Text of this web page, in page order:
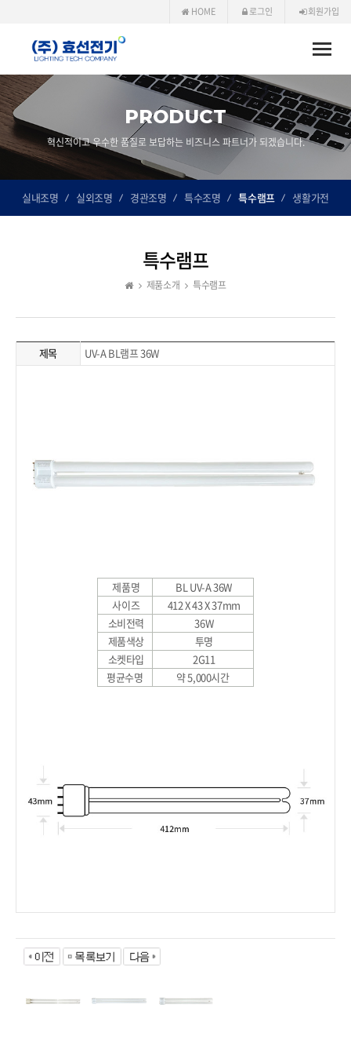
HOME 로그인 회원가입
Toggle
PRODUCT
혁신적이고 우수한 품질로 보답하는 비즈니스 파트너가 되겠습니다.
실내조명 실외조명 경관조명 특수조명 특수램프 생활가전
특수램프
제품소개 특수램프
제목 UV-A BL램프 36W
제품명
BL UV-A 36W
사이즈
412 X 43 X 37mm
소비전력
36W
제품색상
투명
소켓타입
2G11
평균수명
약 5,000시간